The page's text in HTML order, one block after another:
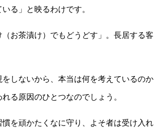
る」と映るわけです。
お茶漬け）でもどうどす」。長居する客
しないから、本当は何を考えているのか
る原因のひとつなのでしょう。
を頑かたくなに守り、よそ者は受け入れ